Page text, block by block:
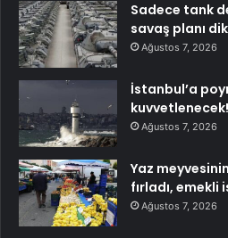
Sadece tank
savaş planı
Ağustos 7, 2026
İstanbul’a
kuvvetlenecek!
Ağustos 7, 2026
Yaz
fırladı, emekli
Ağustos 7, 2026